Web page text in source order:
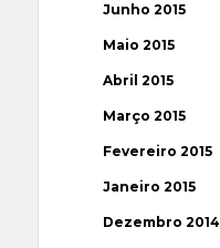
Junho 2015
Maio 2015
Abril 2015
Março 2015
Fevereiro 2015
Janeiro 2015
Dezembro 2014